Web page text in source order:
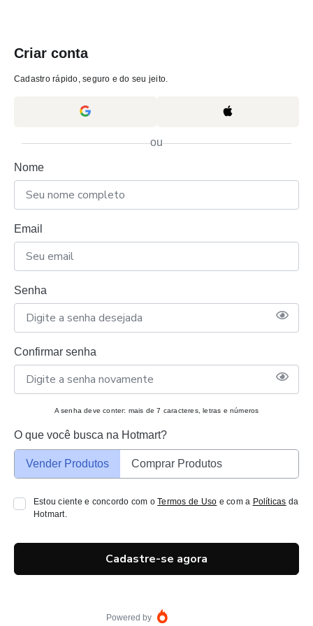
Criar conta
Cadastro rápido, seguro e do seu jeito.
ou
Nome
Email
Senha
Confirmar senha
A senha deve conter: mais de 7 caracteres, letras e números
O que você busca na Hotmart?
Vender Produtos Comprar Produtos
Estou ciente e concordo com oTermos de Uso e com a Políticas da
Hotmart.
Cadastre-se agora
Powered by